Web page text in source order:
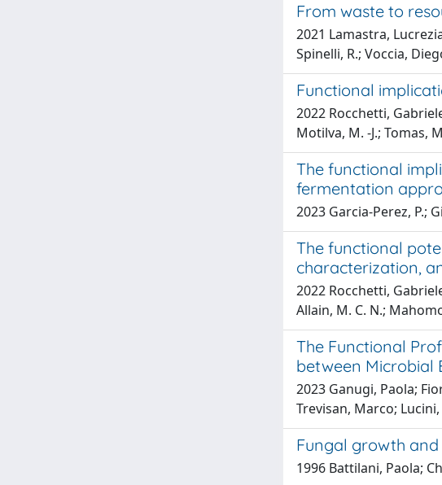
From waste to
2021 Lamastra,
Spinelli, R.; Voccia,
Functional
2022 Rocchetti,
Motilva, M. -J.; Tomas,
The functional
fermentation
2023 Garcia-Perez, P.;
The functional
characterization,
2022 Rocchetti,
Allain, M. C. N.;
The Functional
between Microbial
2023 Ganugi, Paola;
Trevisan, Marco;
Fungal growth
1996 Battilani, Paola;